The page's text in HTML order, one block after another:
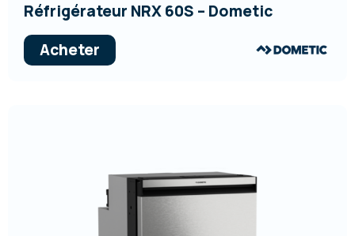
Réfrigérateur NRX 60S – Dometic
Acheter